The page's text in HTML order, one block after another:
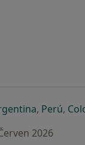
záložce
nové záložce
v nové
se otevře v
, Perúse
,
2026